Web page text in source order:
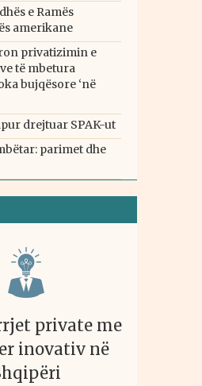
e Ramës
amerikane
privatizimin e
të mbetura
bujqësore ‘në
drejtuar SPAK-ut
parimet dhe
private me
inovativ në